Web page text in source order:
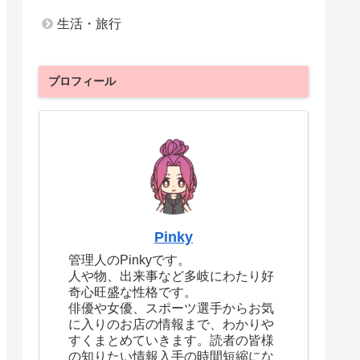
生活・旅行
プロフィール
Pinky
管理人のPinkyです。
人や物、出来事など多岐にわたり好
奇心旺盛な性格です。
俳優や女優、スポーツ選手からお気
に入りのお店の情報まで、わかりや
すくまとめていきます。読者の皆様
の知りたい情報入手の時間短縮にな